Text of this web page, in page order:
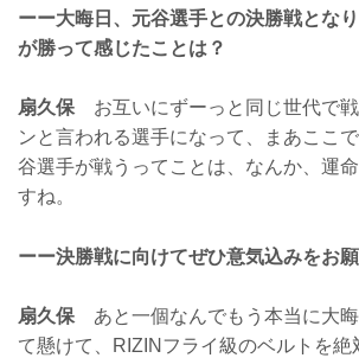
ーー大晦日、元谷選手との決勝戦とな
が勝って感じたことは？
扇久保 お互いにずーっと同じ世代で
ンと言われる選手になって、まあここ
谷選手が戦うってことは、なんか、運
すね。
ーー決勝戦に向けてぜひ意気込みをお願
扇久保 あと一個なんでもう本当に大
て懸けて、RIZINフライ級のベルトを絶